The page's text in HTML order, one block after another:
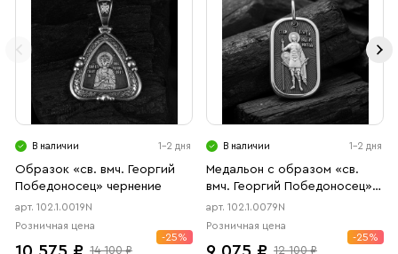
В наличии 1-2 дня
Образок «св. вмч. Георгий
Победоносец» чернение
арт. 102.1.0019N
Розничная цена
14 100 ₽
-25%
В наличии 1-2 дня
Медальон с образом «св.
вмч. Георгий Победоносец»
чернение
арт. 102.1.0079N
Розничная цена
12 100 ₽
-25%